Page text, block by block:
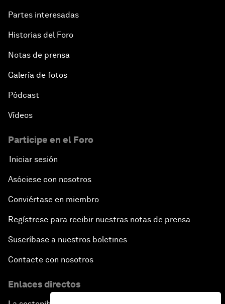
Partes interesadas
Historias del Foro
Notas de prensa
Galería de fotos
Pódcast
Vídeos
Participe en el Foro
Iniciar sesión
Asóciese con nosotros
Conviértase en miembro
Regístrese para recibir nuestras notas de prensa
Suscríbase a nuestros boletines
Contacte con nosotros
Enlaces directos